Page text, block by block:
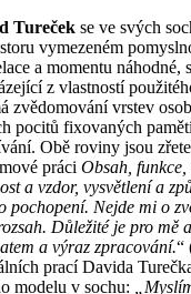
Tureček se ve svých
vymezeném
a momentu náhodné,
z vlastností
zvědomování vrstev
pocitů fixovaných
Obě roviny jsou
práci Obsah,
a vzdor, vysvětlení a
pochopení. Nejde mi o
Důležité je pro mě
a výraz zpracování.“
prací Davida
modelu v sochu: